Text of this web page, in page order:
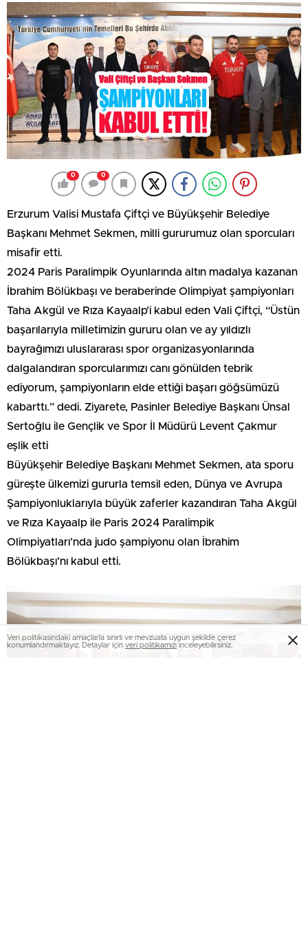
0 0
Erzurum Valisi Mustafa Çiftçi ve Büyükşehir Belediye
Başkanı Mehmet Sekmen, milli gururumuz olan sporcuları
misafir etti.
2024 Paris Paralimpik Oyunlarında altın madalya kazanan
İbrahim Bölükbaşı ve beraberinde Olimpiyat şampiyonları
Taha Akgül ve Rıza Kayaalp’i kabul eden Vali Çiftçi, “Üstün
başarılarıyla milletimizin gururu olan ve ay yıldızlı
bayrağımızı uluslararası spor organizasyonlarında
dalgalandıran sporcularımızı canı gönülden tebrik
ediyorum, şampiyonların elde ettiği başarı göğsümüzü
kabarttı.” dedi. Ziyarete, Pasinler Belediye Başkanı Ünsal
Sertoğlu ile Gençlik ve Spor İl Müdürü Levent Çakmur
eşlik etti
Büyükşehir Belediye Başkanı Mehmet Sekmen, ata sporu
güreşte ülkemizi gururla temsil eden, Dünya ve Avrupa
Şampiyonluklarıyla büyük zaferler kazandıran Taha Akgül
ve Rıza Kayaalp ile Paris 2024 Paralimpik
Olimpiyatları’nda judo şampiyonu olan İbrahim
Bölükbaşı’nı kabul etti.
Veri politikasındaki amaçlarla sınırlı ve mevzuata uygun şekilde çerez
konumlandırmaktayız. Detaylar için veri politikamızı inceleyebilirsiniz.